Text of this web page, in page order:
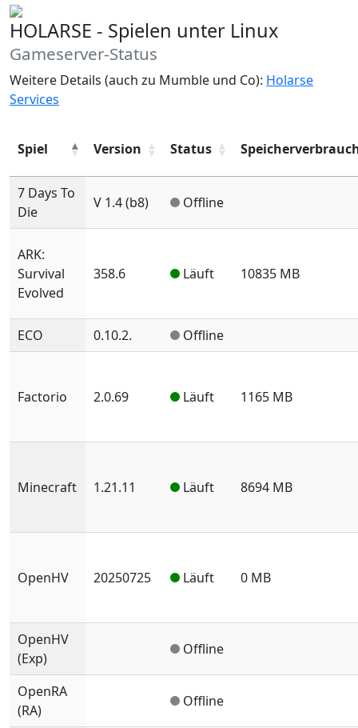
HOLARSE - Spielen unter Linux
Gameserver-Status
Weitere Details (auch zu Mumble und Co): Holarse
Services
Spiel Version Status
7 Days To
Die
V 1.4 (b8) Offline
ARK:
Survival
Evolved
358.6 Läuft 10835 MB
ECO 0.10.2. Offline
Factorio 2.0.69 Läuft 1165 MB
Minecraft 1.21.11 Läuft 8694 MB
OpenHV 20250725 Läuft 0 MB
OpenHV
(Exp)
Offline
OpenRA
(RA)
Offline